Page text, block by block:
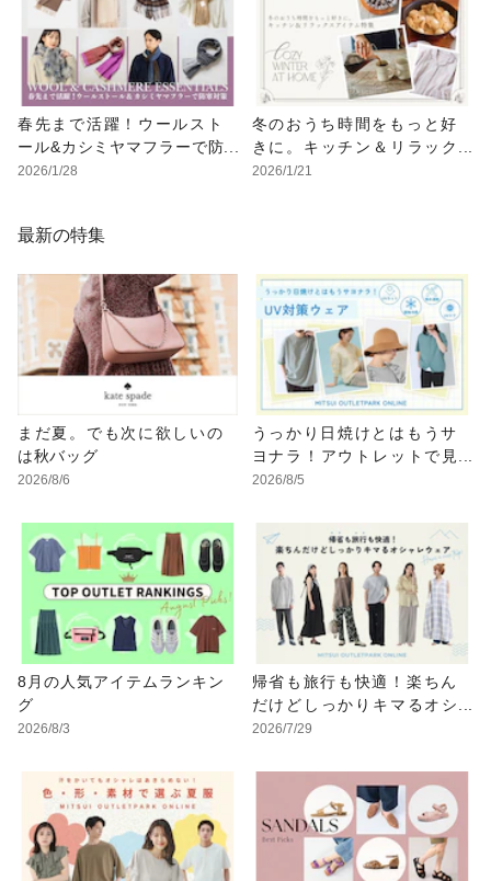
春先まで活躍！ウールスト
ール&カシミヤマフラーで防
寒対策
2026/1/28
冬のおうち時間をもっと好
きに。キッチン＆リラック
スアイテム特集
2026/1/21
最新の特集
まだ夏。でも次に欲しいの
は秋バッグ
2026/8/6
うっかり日焼けとはもうサ
ヨナラ！アウトレットで見
つけるUV対策ウェア
2026/8/5
8月の人気アイテムランキン
グ
2026/8/3
帰省も旅行も快適！楽ちん
だけどしっかりキマるオシ
ャレウェア特集
2026/7/29